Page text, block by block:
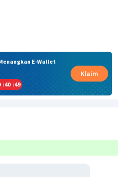
E-Wallet
:40 :48
Klaim